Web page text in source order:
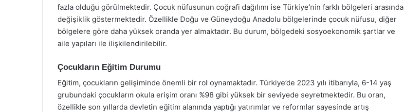
fazla olduğu görülmektedir. Çocuk nüfusunun coğrafi dağılımı ise Türkiye’nin farklı bölgeleri arasında
değişiklik göstermektedir. Özellikle Doğu ve Güneydoğu Anadolu bölgelerinde çocuk nüfusu, diğer
bölgelere göre daha yüksek oranda yer almaktadır. Bu durum, bölgedeki sosyoekonomik şartlar ve
aile yapıları ile ilişkilendirilebilir.
Çocukların Eğitim Durumu
Eğitim, çocukların gelişiminde önemli bir rol oynamaktadır. Türkiye’de 2023 yılı itibarıyla, 6-14 yaş
grubundaki çocukların okula erişim oranı %98 gibi yüksek bir seviyede seyretmektedir. Bu oran,
özellikle son yıllarda devletin eğitim alanında yaptığı yatırımlar ve reformlar sayesinde artış